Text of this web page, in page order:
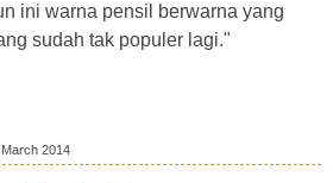
ini warna pensil berwarna yang
sudah tak populer lagi."
March 2014